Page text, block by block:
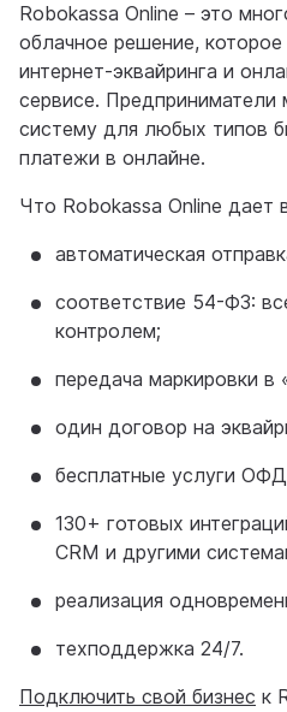
Robokassa Online – это
облачное решение,
интернет-эквайринга и
сервисе. Предприниматели
систему для любых типов
платежи в онлайне.
Что Robokassa Online дает
автоматическая
соответствие 54-ФЗ:
контролем;
передача маркировки в
один договор на
бесплатные услуги
130+ готовых
CRM и другими
реализация
техподдержка 24/7.
Подключить свой бизнес к